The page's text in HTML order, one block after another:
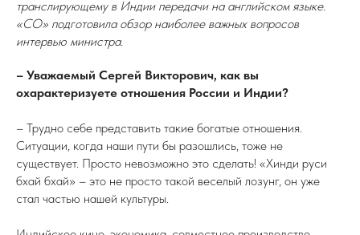
транслирующему в Индии передачи на английском языке.
«СО» подготовила обзор наиболее важных вопросов
интервью министра.
– Уважаемый Сергей Викторович, как вы
охарактеризуете отношения России и Индии?
– Трудно себе представить такие богатые отношения.
Ситуации, когда наши пути бы разошлись, тоже не
существует. Просто невозможно это сделать! «Хинди руси
бхай бхай» – это не просто такой веселый лозунг, он уже
стал частью нашей культуры.